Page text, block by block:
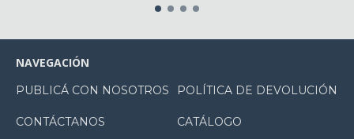
NAVEGACIÓN
PUBLICÁ CON NOSOTROS POLÍTICA DE DEVOLUCIÓN
CONTÁCTANOS CATÁLOGO